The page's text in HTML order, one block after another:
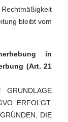
bleibt vom
in
(Art. 21
GRUNDLAGE
ERFOLGT,
DIE